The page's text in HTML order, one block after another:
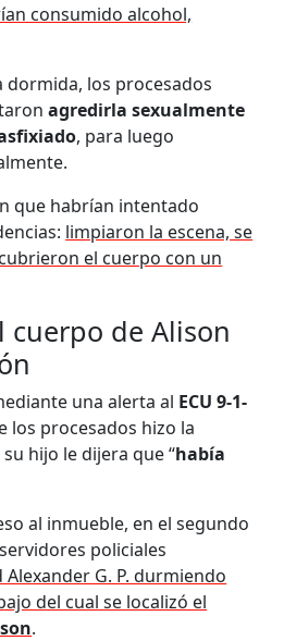
consumido alcohol,
dormida, los procesados
agredirla sexualmente
, para luego
que habrían intentado
limpiaron la escena, se
el cuerpo con un
cuerpo de Alison
una alerta al ECU 9-1-
los procesados hizo la
hijo le dijera que “había
al inmueble, en el segundo
policiales
G. P. durmiendo
del cual se localizó el
.